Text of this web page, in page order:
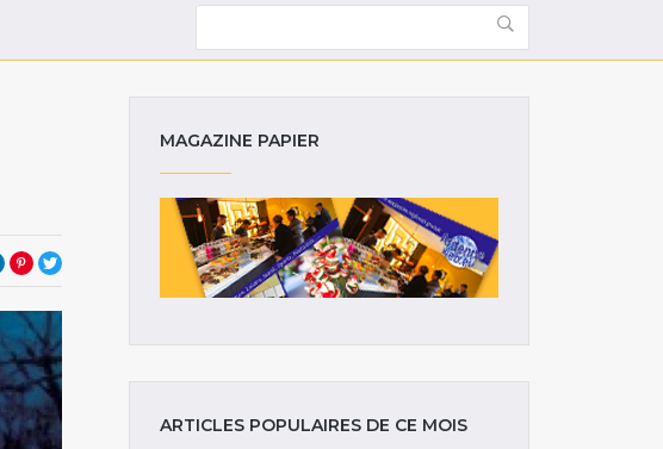
MAGAZINE PAPIER
ARTICLES POPULAIRES DE CE MOIS